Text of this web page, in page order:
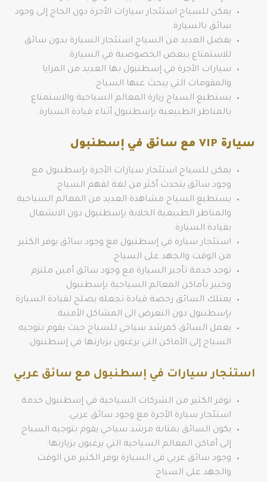
يمكن للسياح استئجار سيارات الأجرة دون الحاج إلى وجود
سائق بالسيارة.
يفضل العديد من السياح استئجار السيارة بدون سائق
للاستمتاع ببعض الخصوصية في السيارة.
سيارات الأجرة في إسطنبول بها العديد من المزايا
والمقومات التي يبحث عنها السياح.
يستطيع السياح زيارة المعالم السياحية والاستمتاع
بالمناظر الطبيعية بإسطنبول أثناء قيادة السيارة.
سيارة مع سائق في إسطنبول
يمكن للسياح استئجار سيارات الأجرة بإسطنبول مع
وجود سائق يتحدث أكثر من لغة لفهم السياح.
يستطيع السياح مشاهدة العديد من المعالم السياحية
والمناظر الطبيعية الخلابة بإسطنبول دون الانشغال
بقيادة السيارة.
استئجار سيارة في إسطنبول مع وجود سائق يوفر الكثير
من الوقت والجهد على السياح.
توجد خدمة تأجير السيارة مع وجود سائق أمين ملتزم
وخبير بأماكن المعالم السياحية بإسطنبول
يمتلك السائق رخصة قيادة تجعله يصلح لقيادة السيارة
بإسطنبول دون التعرض الى المشاكل الأمنية.
يعمل السائق كمرشد سياحي للسياح حيث يقوم بتوجيه
السياح إلى الأماكن التي يرغبون بزيارتها في إسطنبول.
استئجار سيارات في إسطنبول مع سائق عربي
توفر الكثير من الشركات السياحية في إسطنبول خدمة
استئجار سيارة الأجرة مع وجود سائق عربي.
يكون السائق بمثابة مرشد سياحي يقوم بتوجيه السياح
إلى أماكن المعالم السياحية التي يرغبون بزيارتها.
وجود سائق عربي في السيارة يوفر الكثير من الوقت
والجهد على السياح.